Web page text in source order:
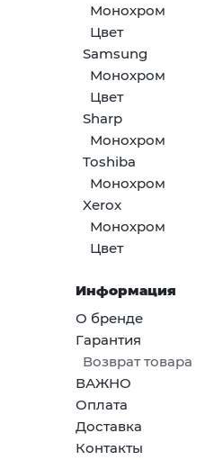
Монохром
Цвет
Samsung
Монохром
Цвет
Sharp
Монохром
Toshiba
Монохром
Xerox
Монохром
Цвет
Информация
О бренде
Гарантия
Возврат товара
ВАЖНО
Оплата
Доставка
Контакты